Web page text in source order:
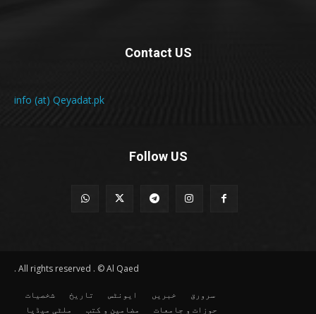
Contact US
info (at) Qeyadat.pk
Follow US
All rights reserved . © Al Qaed .
سرورق خبریں ایونٹس تاریخ
شخصیات
حوزات و جامعات
مضامین و کتب ملٹی میڈیا